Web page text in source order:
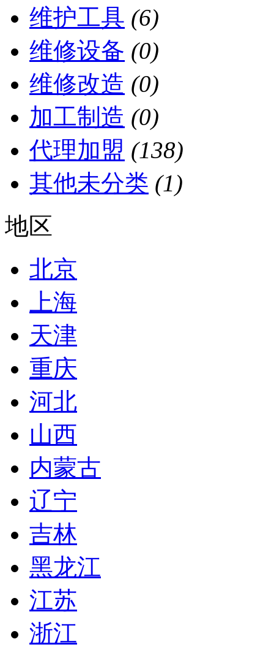
维护工具 (6)
维修设备 (0)
维修改造 (0)
加工制造 (0)
代理加盟 (138)
其他未分类 (1)
地区
北京
上海
天津
重庆
河北
山西
内蒙古
辽宁
吉林
黑龙江
江苏
浙江